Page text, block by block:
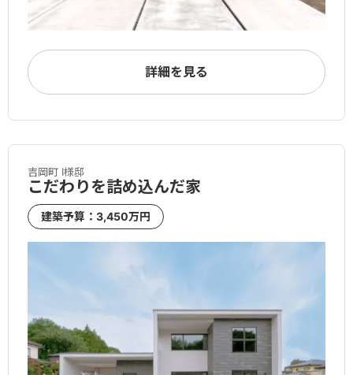
詳細を見る
吉岡町 I様邸
こだわりを詰め込んだ家
建築予算：3,450万円